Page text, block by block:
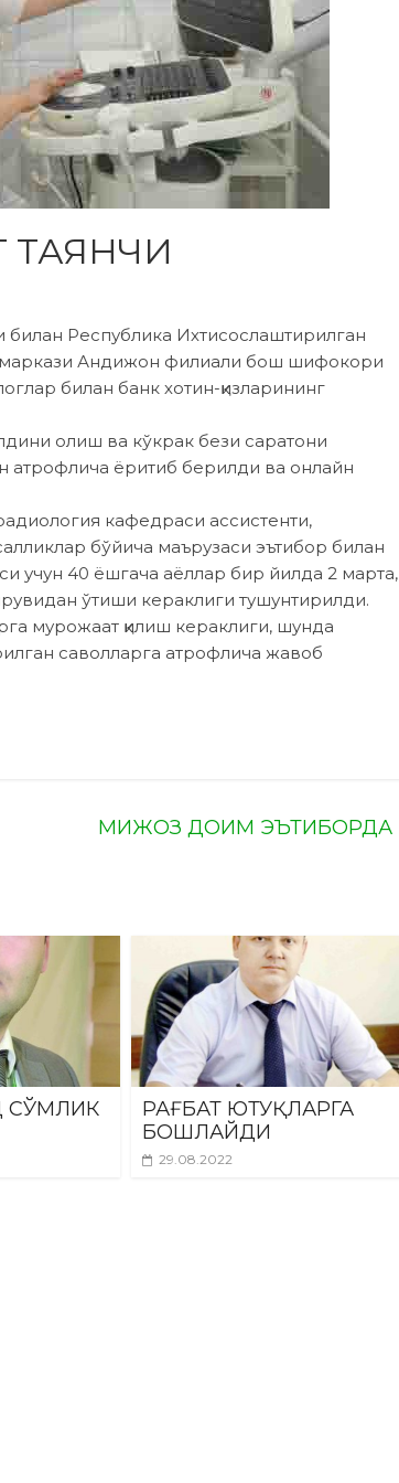
ТАЯНЧИ
билан Респуб­лика Ихтисослаштирилган
Андижон филиали бош шифокори
билан банк хотин-қизларининг
олиш ва кўкрак бези саратони
атрофлича ёритиб берилди ва онлайн
кафедраси ассис­тенти,
бўйича маърузаси эътибор билан
учун 40 ёшгача аёллар бир йилда 2 марта,
ўтиши кераклиги тушунтирилди.
мурожаат қилиш кераклиги, шунда
саволларга атрофлича жавоб
МИЖОЗ ДОИМ ЭЪТИБОРДА
СЎМЛИК
РАҒБАТ ЮТУҚЛАРГА
БОШЛАЙДИ
29.08.2022